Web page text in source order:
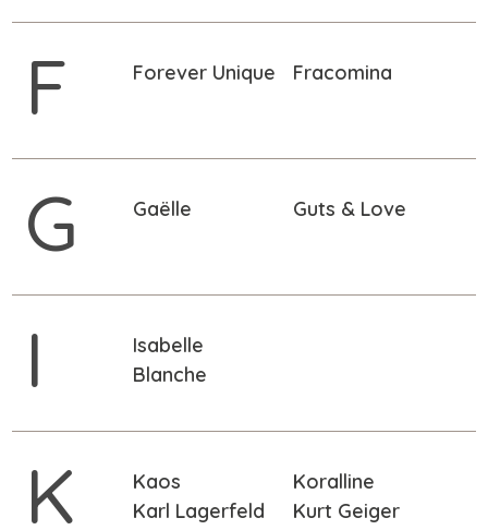
F Forever Unique Fracomina
G Gaëlle Guts & Love
I
Isabelle
Blanche
K
Kaos
Karl Lagerfeld
Koralline
Kurt Geiger